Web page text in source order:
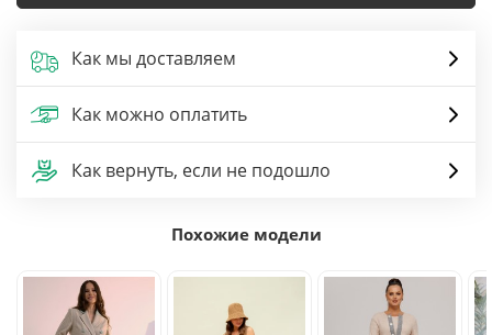
Как мы доставляем
Как можно оплатить
Как вернуть, если не подошло
Похожие модели